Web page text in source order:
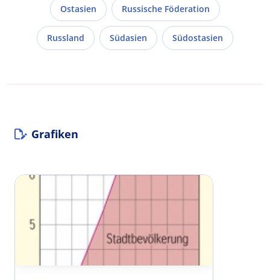
Ostasien Russische Föderation
Russland Südasien Südostasien
Grafiken